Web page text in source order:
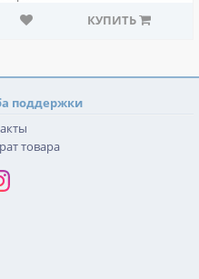
КУПИТЬ
поддержки
товара